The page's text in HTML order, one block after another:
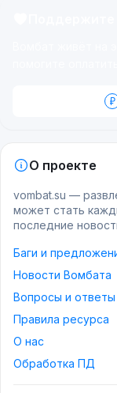
О проекте
vombat.su —
может стать
последние
Баги и
Новости Вомбата
Вопросы и ответы
Правила ресурса
О нас
Обработка ПД